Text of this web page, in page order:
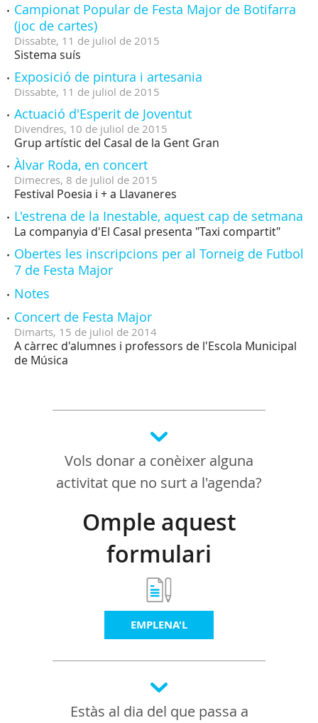
Campionat Popular de Festa Major de Botifarra
(joc de cartes)
Dissabte, 11 de juliol de 2015
Sistema suís
Exposició de pintura i artesania
Dissabte, 11 de juliol de 2015
Actuació d'Esperit de Joventut
Divendres, 10 de juliol de 2015
Grup artístic del Casal de la Gent Gran
Àlvar Roda, en concert
Dimecres, 8 de juliol de 2015
Festival Poesia i + a Llavaneres
L'estrena de la Inestable, aquest cap de setmana
La companyia d'El Casal presenta "Taxi compartit"
Obertes les inscripcions per al Torneig de Futbol
7 de Festa Major
Notes
Concert de Festa Major
Dimarts, 15 de juliol de 2014
A càrrec d'alumnes i professors de l'Escola Municipal
de Música
Vols donar a conèixer alguna
activitat que no surt a l'agenda?
Omple aquest
formulari
EMPLENA'L
Estàs al dia del que passa a